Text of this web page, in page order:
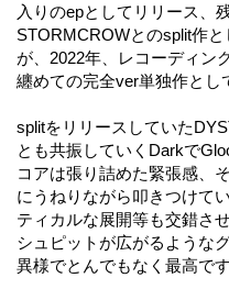
入りのepとしてリリース、
STORMCROWとのsplit作
が、2022年、レコーディン
纏めての完全ver単独作とし
splitをリリースしていた
とも共振していくDarkで
コアは張り詰めた緊張感、
にうねりながら叩きつけて
ティカルな展開等も交錯さ
シュピットが広がるような
異様でとんでもなく最高です